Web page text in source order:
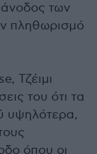
των
πληθωρισμό
Τζέιμι
του ότι τα
υψηλότερα,
όπου οι